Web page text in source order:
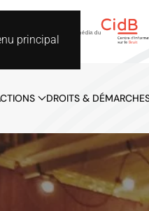
principal
DROITS &